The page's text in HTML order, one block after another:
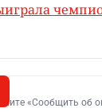
«Сообщить об